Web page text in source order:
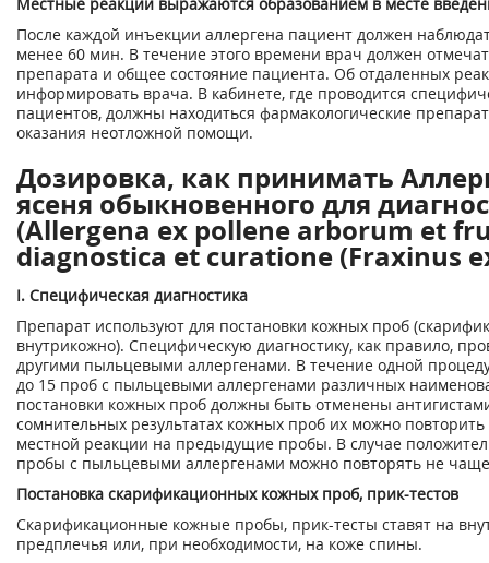
После каждой инъекции аллергена пациент должен
менее 60 мин. В течение этого времени врач должен
препарата и общее состояние пациента. Об отдаленных
информировать врача. В кабинете, где проводится
пациентов, должны находиться фармакологические
оказания неотложной помощи.
Дозировка, как принимать
ясеня обыкновенного для
(Allergena ex pollene arborum et
diagnostica et curatione (Fraxinus
I. Специфическая диагностика
Препарат используют для постановки кожных проб
внутрикожно). Специфическую диагностику, как правило,
другими пыльцевыми аллергенами. В течение одной
до 15 проб с пыльцевыми аллергенами различных
постановки кожных проб должны быть отменены
сомнительных результатах кожных проб их можно повторить
местной реакции на предыдущие пробы. В случае
пробы с пыльцевыми аллергенами можно повторять не
Постановка скарификационных кожных проб, прик-тестов
Скарификационные кожные пробы, прик-тесты ставят на
предплечья или, при необходимости, на коже спины.